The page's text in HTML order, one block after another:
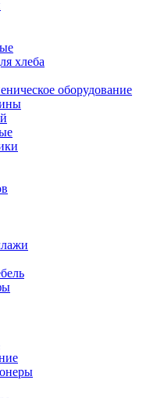
хлеба
оборудование